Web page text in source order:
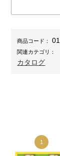
商品コード：
関連カテゴリ：
カタログ
1